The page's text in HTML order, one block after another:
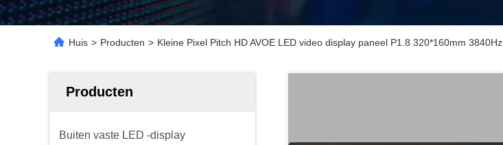
Huis > Producten > Kleine Pixel Pitch HD AVOE LED video display paneel P1.8 320*160mm 3840Hz
Producten
Buiten vaste LED -display